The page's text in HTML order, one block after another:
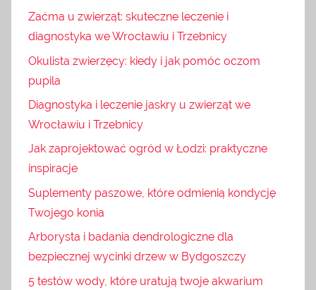
Zaćma u zwierząt: skuteczne leczenie i
diagnostyka we Wrocławiu i Trzebnicy
Okulista zwierzęcy: kiedy i jak pomóc oczom
pupila
Diagnostyka i leczenie jaskry u zwierząt we
Wrocławiu i Trzebnicy
Jak zaprojektować ogród w Łodzi: praktyczne
inspiracje
Suplementy paszowe, które odmienią kondycję
Twojego konia
Arborysta i badania dendrologiczne dla
bezpiecznej wycinki drzew w Bydgoszczy
5 testów wody, które uratują twoje akwarium